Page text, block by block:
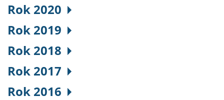
Rok 2020
Rok 2019
Rok 2018
Rok 2017
Rok 2016